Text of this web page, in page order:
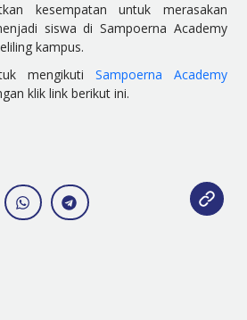
kesempatan untuk merasakan
siswa di Sampoerna Academy
kampus.
mengikuti Sampoerna Academy
klik link berikut ini.